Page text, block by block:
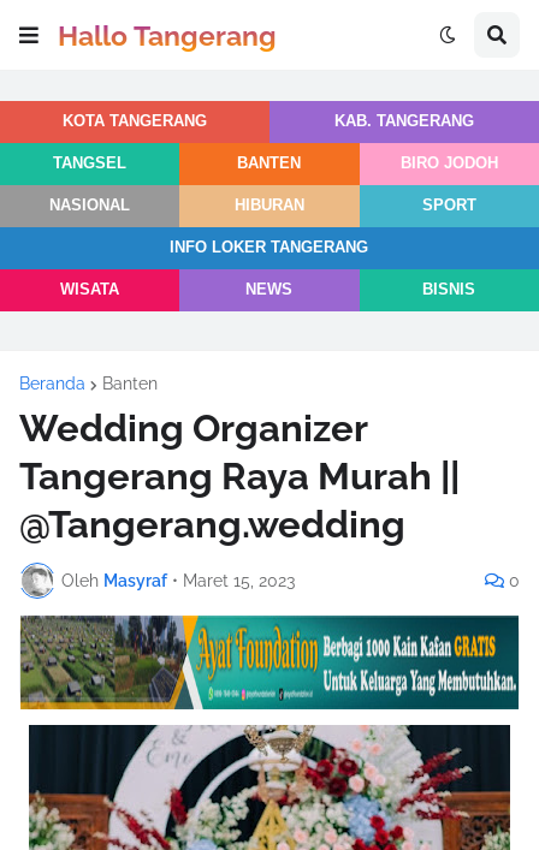
Hallo Tangerang
KOTA TANGERANG KAB. TANGERANG
TANGSEL BANTEN BIRO JODOH
NASIONAL HIBURAN SPORT
INFO LOKER TANGERANG
WISATA NEWS BISNIS
Beranda Banten
Wedding Organizer
Tangerang Raya Murah ||
@Tangerang.wedding
Oleh Masyraf • Maret 15, 2023 0